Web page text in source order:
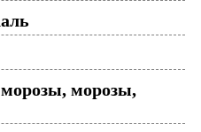
морозы,